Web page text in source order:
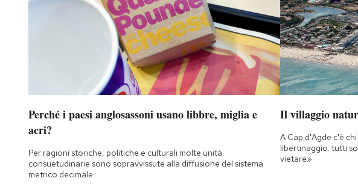
Perché i paesi anglosassoni usano libbre, miglia e
acri?
Per ragioni storiche, politiche e culturali molte unità
consuetudinarie sono sopravvissute alla diffusione del sistema
metrico decimale
Il villaggio
A Cap d'Agde c'è
libertinaggio: tutti
vietare»